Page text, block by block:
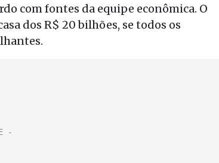
com fontes da equipe econômica. O
dos R$ 20 bilhões, se todos os